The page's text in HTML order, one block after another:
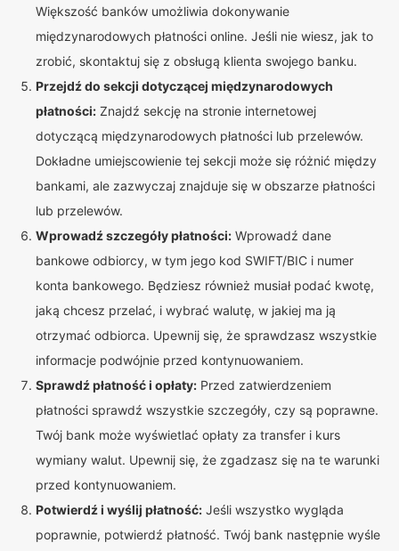
Większość banków umożliwia dokonywanie
międzynarodowych płatności online. Jeśli nie wiesz, jak to
zrobić, skontaktuj się z obsługą klienta swojego banku.
Przejdź do sekcji dotyczącej międzynarodowych
płatności: Znajdź sekcję na stronie internetowej
dotyczącą międzynarodowych płatności lub przelewów.
Dokładne umiejscowienie tej sekcji może się różnić między
bankami, ale zazwyczaj znajduje się w obszarze płatności
lub przelewów.
Wprowadź szczegóły płatności: Wprowadź dane
bankowe odbiorcy, w tym jego kod SWIFT/BIC i numer
konta bankowego. Będziesz również musiał podać kwotę,
jaką chcesz przelać, i wybrać walutę, w jakiej ma ją
otrzymać odbiorca. Upewnij się, że sprawdzasz wszystkie
informacje podwójnie przed kontynuowaniem.
Sprawdź płatność i opłaty: Przed zatwierdzeniem
płatności sprawdź wszystkie szczegóły, czy są poprawne.
Twój bank może wyświetlać opłaty za transfer i kurs
wymiany walut. Upewnij się, że zgadzasz się na te warunki
przed kontynuowaniem.
Potwierdź i wyślij płatność: Jeśli wszystko wygląda
poprawnie, potwierdź płatność. Twój bank następnie wyśle